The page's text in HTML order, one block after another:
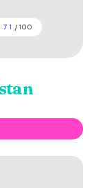
71 /100